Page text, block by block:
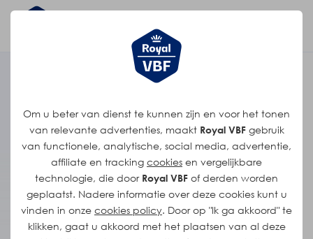
Om u beter van dienst te kunnen zijn en voor het tonen
van relevante advertenties, maakt Royal VBFgebruik
van functionele, analytische, social media, advertentie,
affiliate en tracking cookies en vergelijkbare
technologie, die door Royal VBF of derden worden
geplaatst. Nadere informatie over deze cookies kunt u
vinden in onze cookies policy. Door op "Ik ga akkoord" te
klikken, gaat u akkoord met het plaatsen van al deze
Leroy
"We werken hard, maar er is ook
ruimte voor humor, dat hoort echt
bij deze organisatie."